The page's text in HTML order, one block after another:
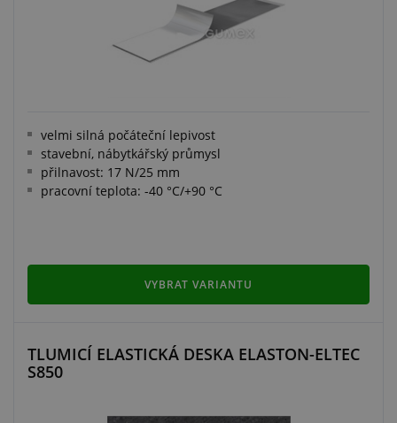
velmi silná počáteční lepivost
stavební, nábytkářský průmysl
přilnavost: 17 N/25 mm
pracovní teplota: -40 °C/+90 °C
VYBRAT VARIANTU
TLUMICÍ ELASTICKÁ DESKA ELASTON-ELTEC
S850